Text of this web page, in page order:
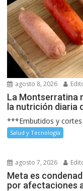
agosto 8, 2026
La Montserratina
la nutrición diaria
***Embutidos y cortes
Salud y Tecnología
agosto 7, 2026
Meta es
por afectaciones